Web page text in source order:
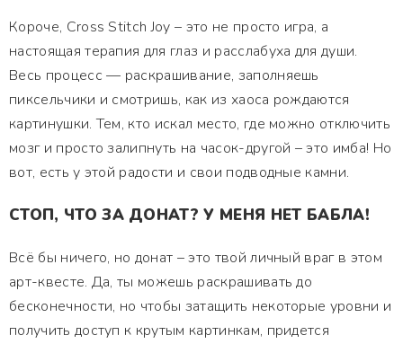
Короче, Cross Stitch Joy – это не просто игра, а
настоящая терапия для глаз и расслабуха для души.
Весь процесс — раскрашивание, заполняешь
пиксельчики и смотришь, как из хаоса рождаются
картинушки. Тем, кто искал место, где можно отключить
мозг и просто залипнуть на часок-другой – это имба! Но
вот, есть у этой радости и свои подводные камни.
СТОП, ЧТО ЗА ДОНАТ? У МЕНЯ НЕТ БАБЛА!
Всё бы ничего, но донат – это твой личный враг в этом
арт-квесте. Да, ты можешь раскрашивать до
бесконечности, но чтобы затащить некоторые уровни и
получить доступ к крутым картинкам, придется